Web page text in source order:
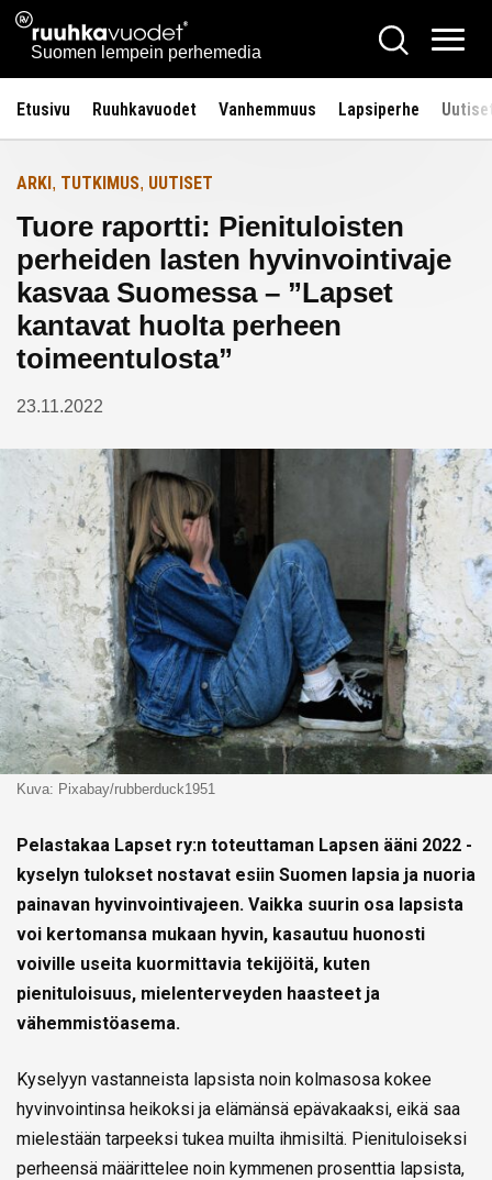
Siirry
sisältöön
Ruuhkavuodet.fi
Suomen lempein perhemedia
Hae
Etusivu Ruuhkavuodet Vanhemmuus Lapsiperhe
Etusivulle
ARKI , TUTKIMUS, UUTISET
Tuore raportti: Pienituloisten
perheiden lasten hyvinvointivaje
kasvaa Suomessa – ”Lapset
kantavat huolta perheen
toimeentulosta”
23.11.2022
Kuva: Pixabay/rubberduck1951
Pelastakaa Lapset ry:n toteuttaman Lapsen ääni 2022 -
kyselyn tulokset nostavat esiin Suomen lapsia ja nuoria
painavan hyvinvointivajeen. Vaikka suurin osa lapsista
voi kertomansa mukaan hyvin, kasautuu huonosti
voiville useita kuormittavia tekijöitä, kuten
pienituloisuus, mielenterveyden haasteet ja
vähemmistöasema.
Kyselyyn vastanneista lapsista noin kolmasosa kokee
hyvinvointinsa heikoksi ja elämänsä epävakaaksi, eikä saa
mielestään tarpeeksi tukea muilta ihmisiltä. Pienituloiseksi
perheensä määrittelee noin kymmenen prosenttia lapsista,